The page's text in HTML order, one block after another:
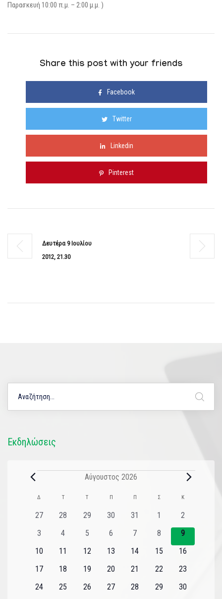
Παρασκευή 10:00 π.μ. – 2:00 μ.μ. )
Share this post with your friends
Facebook
Twitter
Linkedin
Pinterest
Δευτέρα 9 Ιουλίου
2012, 21.30
Εκδηλώσεις
Αύγουστος 2026
Ημερολόγιο
του
Εκδηλώσεις
Δ Τ Τ Π Π Σ Κ
0
27
0
28
0
29
0
30
0
31
0
εκδηλώσεις
1
0
εκδηλώσεις
2
0
3
0
4
0
5
0
6
0
εκδηλώσεις
7
0
εκδηλώσεις
8
0
εκδηλώσεις
9
0
10
0
11
0
12
0
13
0
14
0
15
0
16
0
17
0
18
0
19
0
20
0
21
0
22
0
23
0
24
0
25
0
26
0
27
0
28
0
29
0
30